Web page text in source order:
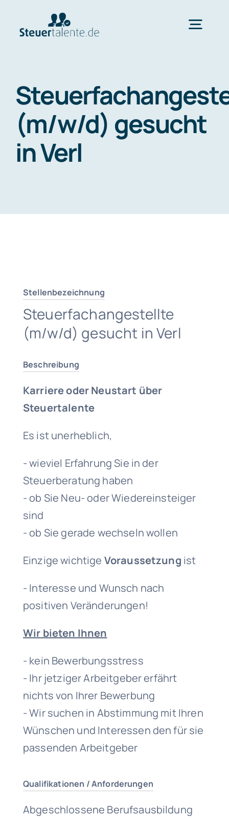
Wechsel
(m/w/d) gesucht
in Verl
Stellenbezeichnung
Steuerfachangestellte
(m/w/d) gesucht in Verl
Beschreibung
Karriere oder Neustart über
Steuertalente
Es ist unerheblich,
- wieviel Erfahrung Sie in der
Steuerberatung haben
- ob Sie Neu- oder Wiedereinsteiger
sind
- ob Sie gerade wechseln wollen
Einzige wichtige Voraussetzung ist
- Interesse und Wunsch nach
positiven Veränderungen!
Wir bieten Ihnen
- kein Bewerbungsstress
- Ihr jetziger Arbeitgeber erfährt
nichts von Ihrer Bewerbung
- Wir suchen in Abstimmung mit Ihren
Wünschen und Interessen den für sie
passenden Arbeitgeber
Qualifikationen / Anforderungen
Abgeschlossene Berufsausbildung